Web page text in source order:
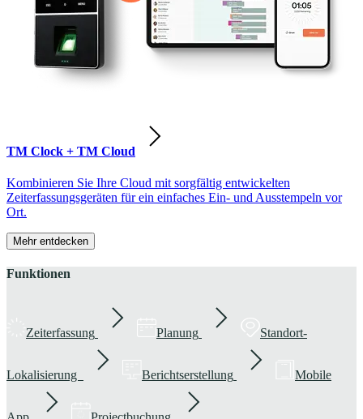
TM Clock + TM Cloud
Kombinieren Sie Ihre Cloud mit sorgfältig entwickelten
Zeiterfassungsgeräten für ein einfaches Ein- und Ausstempeln vor
Ort.
Mehr entdecken
Funktionen
Zeiterfassung Planung Standort-
Lokalisierung Berichtserstellung Mobile